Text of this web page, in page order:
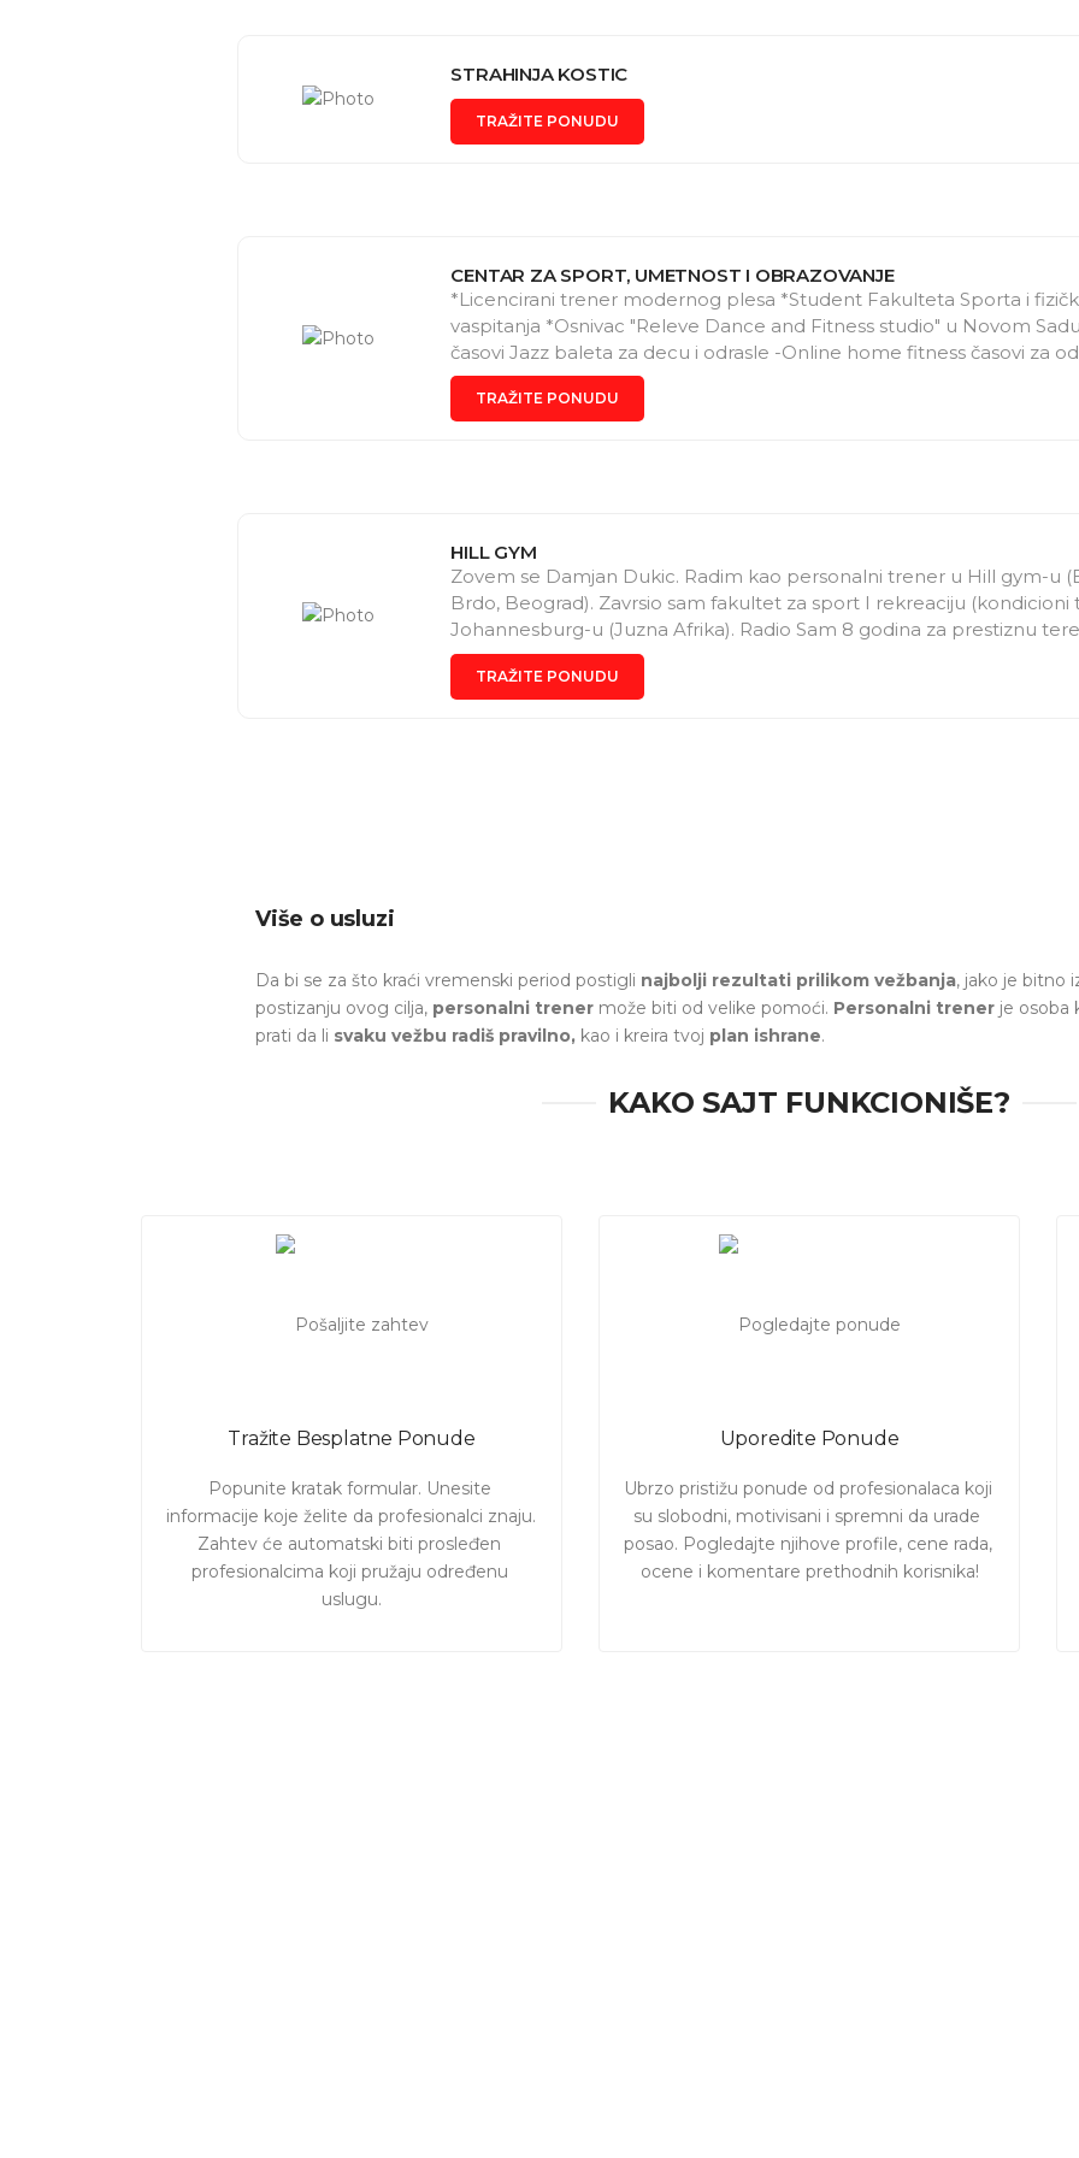
STRAHINJA KOSTIC
TRAŽITE PONUDU
CENTAR ZA SPORT, UMETNOST I OBRAZOVANJE
*Licencirani trener modernog plesa *Student Fakulteta Sporta i
vaspitanja *Osnivac "Releve Dance and Fitness studio" u Novom
časovi Jazz baleta za decu i odrasle -Online home fitness časovi za
TRAŽITE PONUDU
HILL GYM
Zovem se Damjan Dukic. Radim kao personalni trener u Hill gym-u
Brdo, Beograd). Zavrsio sam fakultet za sport I rekreaciju (kondicioni
Johannesburg-u (Juzna Afrika). Radio Sam 8 godina za prestiznu
(Virgin Active) I kao kondicioni trener u ragbi klubu. U Hill gym-u
sledece usluge: *Individualni treninzi (Cena 15000 din-25000din) (1 na
ide zajedno sa planom treninga) *Motivator Za vise informacija
TRAŽITE PONUDU
Više o usluzi
Da bi se za što kraći vremenski period postigli najbolji rezultati prilikom vežbanja, jako je bitno
postizanju ovog cilja, personalni trener može biti od velike pomoći. Personalni trener je osoba
prati da li svaku vežbu radiš pravilno, kao i kreira tvoj plan ishrane.
Pošaljite Vaš zahtev i pogledajte ponude od ličnih trenera u Beogradu! Izaberite svog trenera!
KAKO SAJT FUNKCIONIŠE?
Tražite Besplatne Ponude
Popunite kratak formular. Unesite
informacije koje želite da profesionalci znaju.
Zahtev će automatski biti prosleđen
profesionalcima koji pružaju određenu
uslugu.
Uporedite Ponude
Ubrzo pristižu ponude od profesionalaca koji
su slobodni, motivisani i spremni da urade
posao. Pogledajte njihove profile, cene rada,
ocene i komentare prethodnih korisnika!